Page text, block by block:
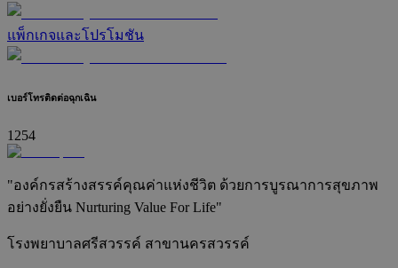
แพ็กเกจและโปรโมชัน
เบอร์โทรติดต่อฉุกเฉิน
1254
"องค์กรสร้างสรรค์คุณค่าแห่งชีวิต ด้วยการบูรณาการสุขภาพ
อย่างยั่งยืน Nurturing Value For Life"
โรงพยาบาลศรีสวรรค์ สาขานครสวรรค์